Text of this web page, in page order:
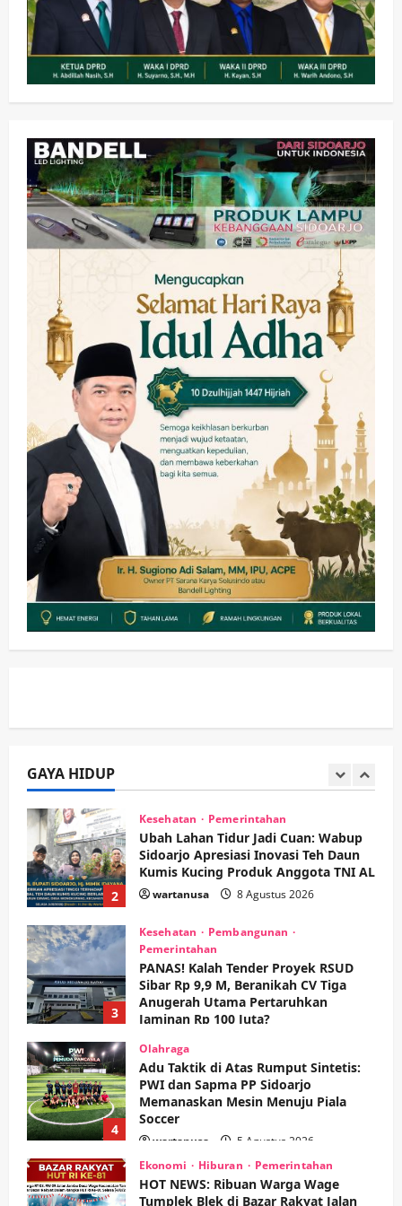
GAYA HIDUP
2
Ubah Lahan Tidur Jadi Cuan: Wabup
Sidoarjo Apresiasi Inovasi Teh Daun
Kumis Kucing Produk Anggota TNI AL
wartanusa 8 Agustus 2026
Kesehatan Pembangunan
Pemerintahan
PANAS! Kalah Tender Proyek RSUD
Sibar Rp 9,9 M, Beranikah CV Tiga
Anugerah Utama Pertaruhkan
Jaminan Rp 100 Juta?
wartanusa 5 Agustus 2026
4
Olahraga
Adu Taktik di Atas Rumput Sintetis:
PWI dan Sapma PP Sidoarjo
Memanaskan Mesin Menuju Piala
Soccer
wartanusa 5 Agustus 2026
5
Ekonomi Hiburan Pemerintahan
HOT NEWS: Ribuan Warga Wage
Tumplek Blek di Bazar Rakyat Jalan
Jambu, Borong Kuliner UMKM Sambil
Nonton Jaranan!
wartanusa 4 Agustus 2026
Kesehatan Pembangunan
Pemerintahan
Sanggah Banding Gugur Tanpa
Jaminan, PT Dehan Maulana Perkasa
Resmi Sabet Proyek RSUD Sibar Rp
2
3
Kesehatan
Pembangunan
Pemerintahan
PANAS! Kalah Tender Proyek RSUD
Sibar Rp 9,9 M, Beranikah CV Tiga
Anugerah Utama Pertaruhkan
Jaminan Rp 100 Juta?
wartanusa 5 Agustus 2026
4
Olahraga
Adu Taktik di Atas Rumput Sintetis:
PWI dan Sapma PP Sidoarjo
Memanaskan Mesin Menuju Piala
Soccer
wartanusa 5 Agustus 2026
5
Ekonomi
HOT NEWS: Ribuan Warga Wage
Tumplek Blek di Bazar Rakyat Jalan
Jambu, Borong Kuliner UMKM Sambil
Nonton Jaranan!
wartanusa 4 Agustus 2026
Kesehatan
Pembangunan
Pemerintahan
Sanggah Banding Gugur Tanpa